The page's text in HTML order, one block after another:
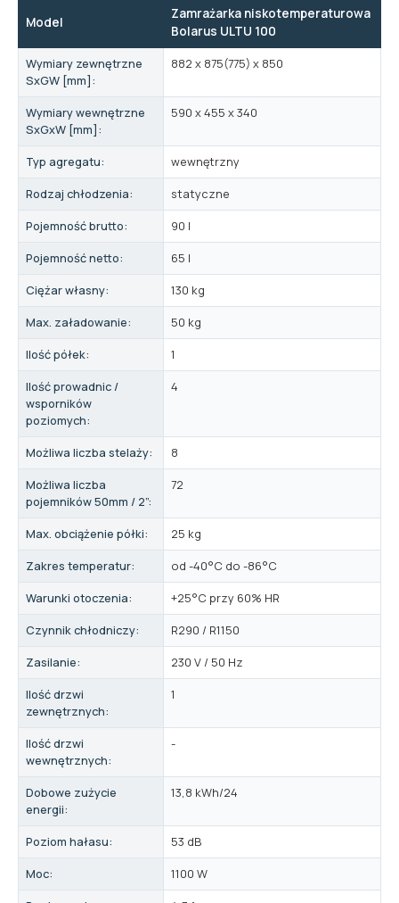
Model
Zamrażarka niskotemperaturowa
Bolarus ULTU 100
Wymiary zewnętrzne
SxGW [mm]:
882 x 875(775) x 850
Wymiary wewnętrzne
SxGxW [mm]:
590 x 455 x 340
Typ agregatu:
wewnętrzny
Rodzaj chłodzenia:
statyczne
Pojemność brutto:
90 l
Pojemność netto:
65 l
Ciężar własny:
130 kg
Max. załadowanie:
50 kg
Ilość półek:
1
Ilość prowadnic /
wsporników
poziomych:
4
Możliwa liczba stelaży:
8
Możliwa liczba
pojemników 50mm / 2”:
72
Max. obciążenie półki:
25 kg
Zakres temperatur:
od -40°C do -86°C
Warunki otoczenia:
+25°C przy 60% HR
Czynnik chłodniczy:
R290 / R1150
Zasilanie:
230 V / 50 Hz
Ilość drzwi
zewnętrznych:
1
Ilość drzwi
wewnętrznych:
-
Dobowe zużycie
energii:
13,8 kWh/24
Poziom hałasu:
53 dB
Moc:
1100 W